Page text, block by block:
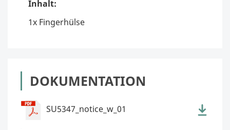
Inhalt:
1x Fingerhülse
DOKUMENTATION
SU5347_notice_w_01